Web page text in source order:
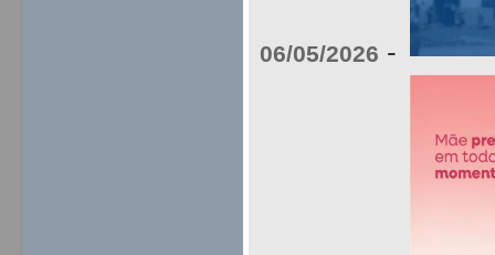
06/05/2026 -